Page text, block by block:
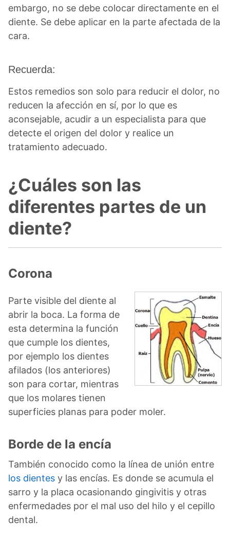
embargo, no se debe colocar directamente en el
diente. Se debe aplicar en la parte afectada de la
cara.
Recuerda:
Estos remedios son solo para reducir el dolor, no
reducen la afección en sí, por lo que es
aconsejable, acudir a un especialista para que
detecte el origen del dolor y realice un
tratamiento adecuado.
¿Cuáles son las
diferentes partes de un
diente?
Corona
Parte visible del diente al
abrir la boca. La forma de
esta determina la función
que cumple los dientes,
por ejemplo los dientes
afilados (los anteriores)
son para cortar, mientras
que los molares tienen
superficies planas para poder moler.
Borde de la encía
También conocido como la línea de unión entre
los dientes y las encías. Es donde se acumula el
sarro y la placa ocasionando gingivitis y otras
enfermedades por el mal uso del hilo y el cepillo
dental.